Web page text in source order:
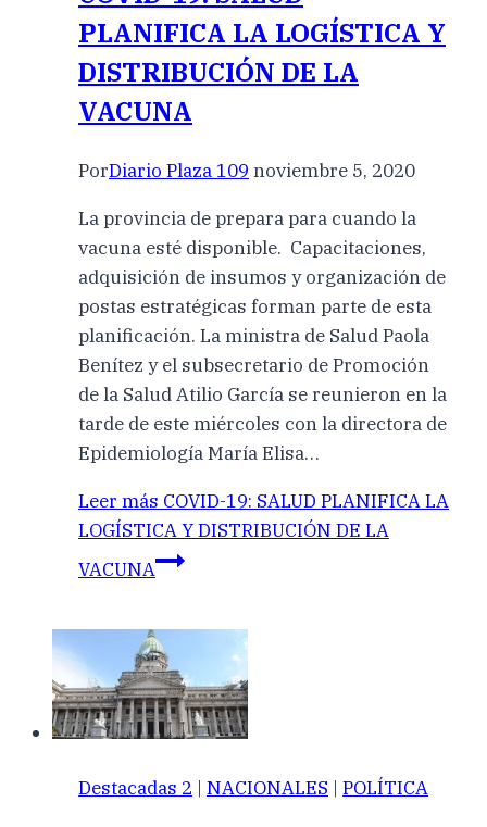
PLANIFICA LA LOGÍSTICA Y
DISTRIBUCIÓN DE LA
VACUNA
PorDiario Plaza 109 noviembre 5, 2020
La provincia de prepara para cuando la
vacuna esté disponible. Capacitaciones,
adquisición de insumos y organización de
postas estratégicas forman parte de esta
planificación. La ministra de Salud Paola
Benítez y el subsecretario de Promoción
de la Salud Atilio García se reunieron en la
tarde de este miércoles con la directora de
Epidemiología María Elisa…
Leer más COVID-19: SALUD PLANIFICA LA
LOGÍSTICA Y DISTRIBUCIÓN DE LA
VACUNA
Destacadas 2 | NACIONALES | POLÍTICA